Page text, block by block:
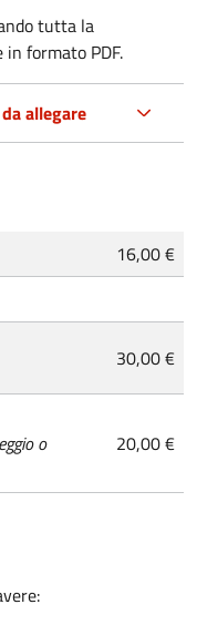
tutta la
formato PDF.
allegare
16,00 €
30,00 €
o
20,00 €